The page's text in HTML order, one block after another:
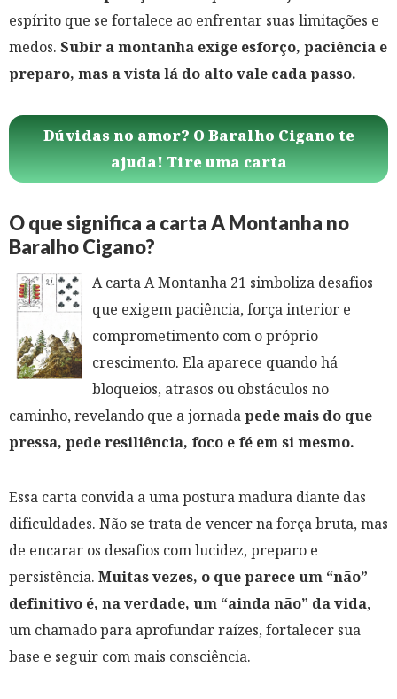
espírito que se fortalece ao enfrentar suas limitações e
medos. Subir a montanha exige esforço, paciência e
preparo, mas a vista lá do alto vale cada passo.
Dúvidas no amor? O Baralho Cigano te
ajuda! Tire uma carta
O que significa a carta A Montanha no
Baralho Cigano?
A carta A Montanha 21 simboliza desafios
que exigem paciência, força interior e
comprometimento com o próprio
crescimento. Ela aparece quando há
bloqueios, atrasos ou obstáculos no
caminho, revelando que a jornadapede mais do que
pressa, pede resiliência, foco e fé em si mesmo.
Essa carta convida a uma postura madura diante das
dificuldades. Não se trata de vencer na força bruta, mas
de encarar os desafios com lucidez, preparo e
persistência. Muitas vezes, o que parece um “não”
definitivo é, na verdade, um “ainda não” da vida,
um chamado para aprofundar raízes, fortalecer sua
base e seguir com mais consciência.